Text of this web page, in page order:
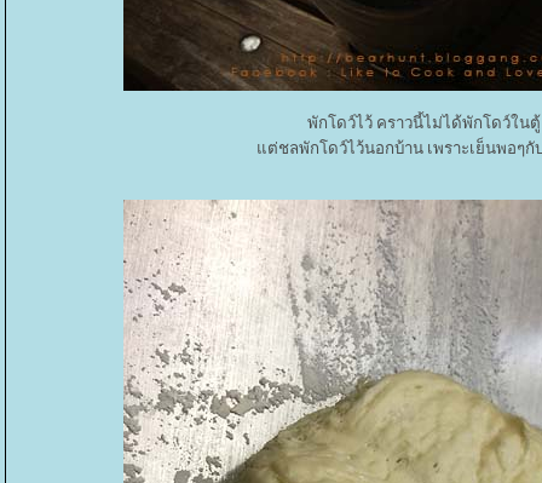
พักโดว์ไว้ คราวนี้ไม่ได้พักโดว์ใน
ต่ชลพักโดว์ไว้นอกบ้าน เพราะเย็นพอๆกั